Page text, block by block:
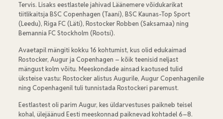
Tervis. Lisaks eestlastele jahivad Läänemere võidukarikat
tiitlikaitsja BSC Copenhagen (Taani), BSC Kaunas-Top Sport
(Leedu), Riga FC (Läti), Rostocker Robben (Saksamaa) ning
Bemannia FC Stockholm (Rootsi).
Avaetapil mängiti kokku 16 kohtumist, kus olid edukaimad
Rostocker, Augur ja Copenhagen – kõik teenisid neljast
mängust kolm võitu. Meeskondade ainsad kaotused tulid
üksteise vastu: Rostocker alistus Augurile, Augur Copenhagenile
ning Copenhagenil tuli tunnistada Rostockeri paremust.
Eestlastest oli parim Augur, kes üldarvestuses paikneb teisel
kohal, ülejäänud Eesti meeskonnad paiknevad kohtadel 6–8.